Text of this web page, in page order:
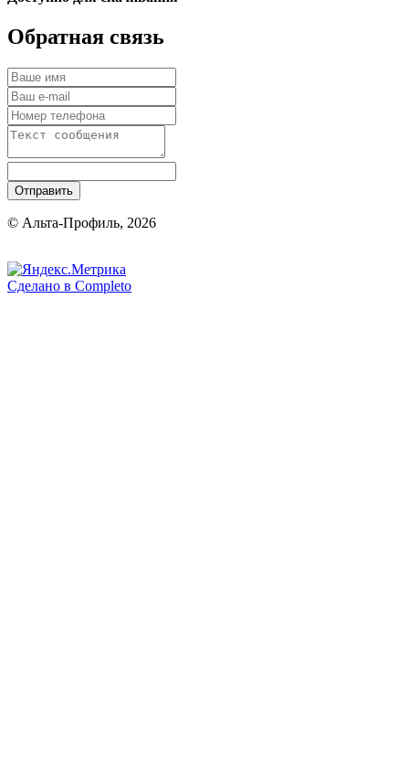
Обратная связь
Отправить
© Альта-Профиль, 2026
Сделано в Completo